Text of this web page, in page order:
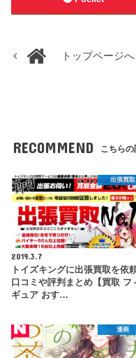
トップページへ
RECOMMEND こちらの
出張買取
2019.3.7
トイズキングに出張買取を依頼
口コミや評判まとめ【買取 フ
ギュア おす…
漫画